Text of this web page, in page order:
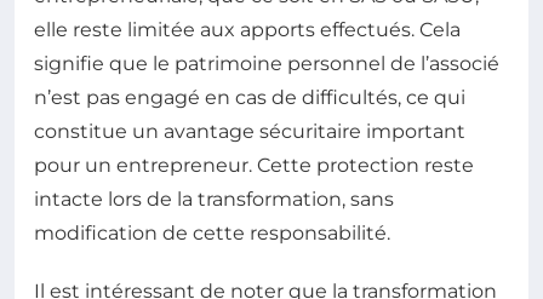
elle reste limitée aux apports effectués. Cela
signifie que le patrimoine personnel de l’associé
n’est pas engagé en cas de difficultés, ce qui
constitue un avantage sécuritaire important
pour un entrepreneur. Cette protection reste
intacte lors de la transformation, sans
modification de cette responsabilité.
Il est intéressant de noter que la transformation